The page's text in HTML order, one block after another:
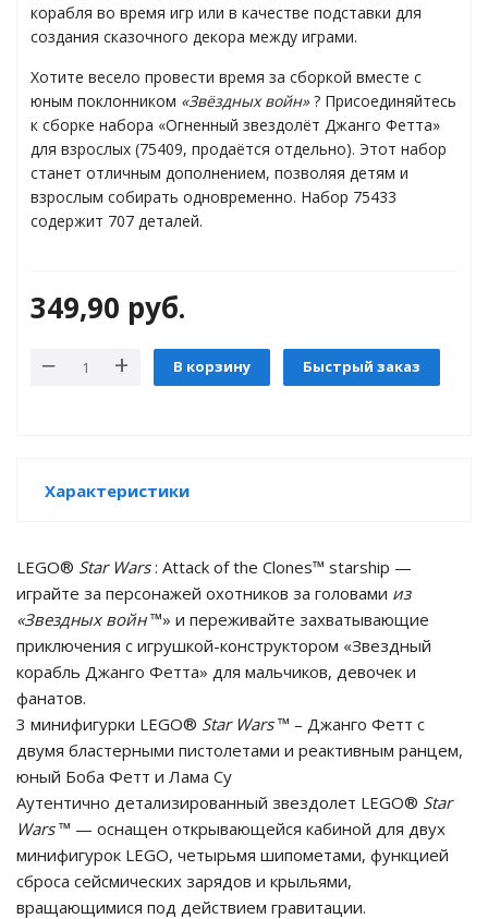
корабля во время игр или в качестве подставки для
создания сказочного декора между играми.
Хотите весело провести время за сборкой вместе с
юным поклонником «Звёздных войн»? Присоединяйтесь
к сборке набора «Огненный звездолёт Джанго Фетта»
для взрослых (75409, продаётся отдельно). Этот набор
станет отличным дополнением, позволяя детям и
взрослым собирать одновременно. Набор 75433
содержит 707 деталей.
349,90 руб.
В корзину Быстрый заказ
Характеристики
LEGO® Star Wars: Attack of the Clones™ starship —
играйте за персонажей охотников за головами из
«Звездных войн™» и переживайте захватывающие
приключения с игрушкой-конструктором «Звездный
корабль Джанго Фетта» для мальчиков, девочек и
фанатов.
3 минифигурки LEGO® Star Wars™ – Джанго Фетт с
двумя бластерными пистолетами и реактивным ранцем,
юный Боба Фетт и Лама Су
Аутентично детализированный звездолет LEGO® Star
Wars™ — оснащен открывающейся кабиной для двух
минифигурок LEGO, четырьмя шипометами, функцией
сброса сейсмических зарядов и крыльями,
вращающимися под действием гравитации.